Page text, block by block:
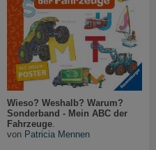
Wieso? Weshalb? Warum?
Sonderband - Mein ABC der
Fahrzeuge
von Patricia Mennen